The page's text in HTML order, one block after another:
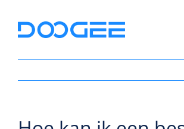
naar
inhoud